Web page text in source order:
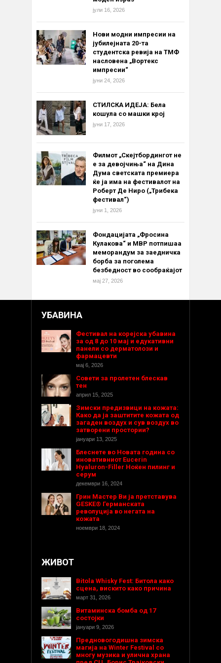
јули 16, 2026
Нови модни импресии на
јубилејната 20-та
студентска ревија на ТМФ
насловена „Вортекс
импресии“
јуни 24, 2026
СТИЛСКА ИДЕЈА: Бела
кошула со машки крој
јуни 17, 2026
Филмот „Скејтбордингот не
е за девојчиња“ на Дина
Дума светската премиера
ќе ја има на фестивалот на
Роберт Де Ниро („Трибека
фестивал“)
јуни 1, 2026
Фондацијата „Фросина
Кулакова“ и МВР потпишаа
меморандум за заедничка
борба за поголема
безбедност во сообраќајот
мај 27, 2026
УБАВИНА
Фестивал на корејска убавина
за од 8 до 10 мај и едукативни
панели со дерматолози и
фармацевти
мај 6, 2026
Совети за пролетен блескав
тен
април 15, 2025
Зимски предизвици на кожата:
Како да ја заштитите кожата од
загаден воздух и сув воздух во
затворени простории?
јануари 13, 2025
Блеснете во Новата година со
иновативниот Eucerin
Hyaluron-Filler Ноќен пилинг и
серум
декември 16, 2024
Грин Мастер Ви ја претставува
GESKE® Германската
револуција во негата на
кожата
ноември 18, 2024
ЖИВОТ
Bitola Whisky Fest: Битола како
сцена, вискито како причина
март 31, 2026
Витаминска бомба од 17
состојки
јануари 9, 2026
Предновогодишнa зимска
магија на Winter Festival со
многу музика и улична храна